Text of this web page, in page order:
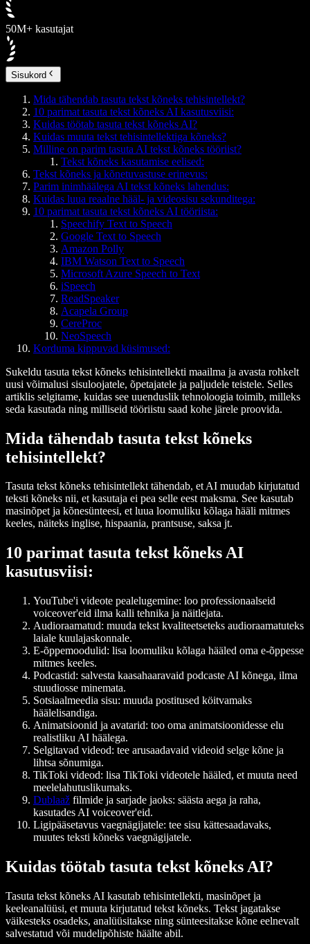
50M+ kasutajat
Sisukord
Mida tähendab tasuta tekst kõneks tehisintellekt?
10 parimat tasuta tekst kõneks AI kasutusviisi:
Kuidas töötab tasuta tekst kõneks AI?
Kuidas muuta tekst tehisintellektiga kõneks?
Milline on parim tasuta AI tekst kõneks tööriist?
Tekst kõneks kasutamise eelised:
Tekst kõneks ja kõnetuvastuse erinevus:
Parim inimhäälega AI tekst kõneks lahendus:
Kuidas luua reaalne hääl- ja videosisu sekunditega:
10 parimat tasuta tekst kõneks AI tööriista:
Speechify Text to Speech
Google Text to Speech
Amazon Polly
IBM Watson Text to Speech
Microsoft Azure Speech to Text
iSpeech
ReadSpeaker
Acapela Group
CereProc
NeoSpeech
Korduma kippuvad küsimused:
Sukeldu tasuta tekst kõneks tehisintellekti maailma ja avasta rohkelt
uusi võimalusi sisuloojatele, õpetajatele ja paljudele teistele. Selles
artiklis selgitame, kuidas see uuenduslik tehnoloogia toimib, milleks
seda kasutada ning milliseid tööriistu saad kohe järele proovida.
Mida tähendab tasuta tekst kõneks
tehisintellekt?
Tasuta tekst kõneks tehisintellekt tähendab, et AI muudab kirjutatud
teksti kõneks nii, et kasutaja ei pea selle eest maksma. See kasutab
masinõpet ja kõnesünteesi, et luua loomuliku kõlaga hääli mitmes
keeles, näiteks inglise, hispaania, prantsuse, saksa jt.
10 parimat tasuta tekst kõneks AI
kasutusviisi:
YouTube'i videote pealelugemine: loo professionaalseid
voiceover'eid ilma kalli tehnika ja näitlejata.
Audioraamatud: muuda tekst kvaliteetseteks audioraamatuteks
laiale kuulajaskonnale.
E-õppemoodulid: lisa loomuliku kõlaga hääled oma e-õppesse
mitmes keeles.
Podcastid: salvesta kaasahaaravaid podcaste AI kõnega, ilma
stuudiosse minemata.
Sotsiaalmeedia sisu: muuda postitused köitvamaks
häälelisandiga.
Animatsioonid ja avatarid: too oma animatsioonidesse elu
realistliku AI häälega.
Selgitavad videod: tee arusaadavaid videoid selge kõne ja
lihtsa sõnumiga.
TikToki videod: lisa TikToki videotele hääled, et muuta need
meelelahutuslikumaks.
Dublaaž filmide ja sarjade jaoks: säästa aega ja raha,
kasutades AI voiceover'eid.
Ligipääsetavus vaegnägijatele: tee sisu kättesaadavaks,
muutes teksti kõneks vaegnägijatele.
Kuidas töötab tasuta tekst kõneks AI?
Tasuta tekst kõneks AI kasutab tehisintellekti, masinõpet ja
keeleanalüüsi, et muuta kirjutatud tekst kõneks. Tekst jagatakse
väikesteks osadeks, analüüsitakse ning sünteesitakse kõne eelnevalt
salvestatud või mudelipõhiste häälte abil.